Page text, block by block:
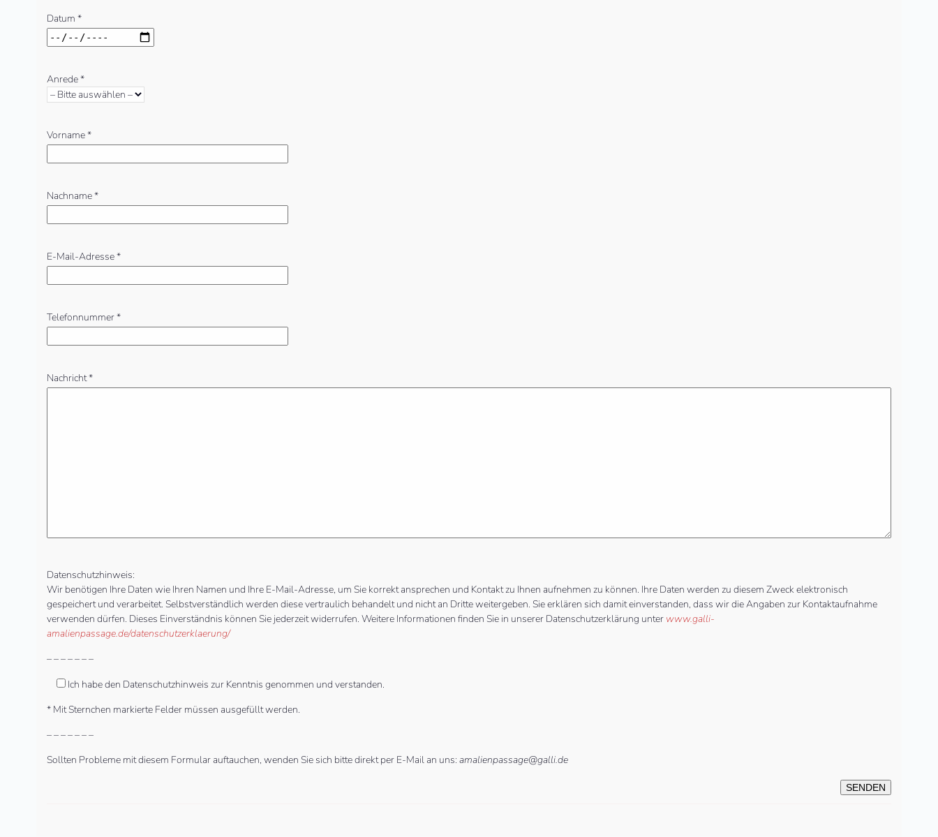
Datum *
Anrede *
Vorname *
Nachname *
E-Mail-Adresse *
Telefonnummer *
Nachricht *
Datenschutzhinweis:
Wir benötigen Ihre Daten wie Ihren Namen und Ihre E-Mail-Adresse, um Sie korrekt ansprechen und Kontakt zu Ihnen aufnehmen zu können. Ihre Daten werden zu diesem Zweck elektronisch
gespeichert und verarbeitet. Selbstverständlich werden diese vertraulich behandelt und nicht an Dritte weitergeben. Sie erklären sich damit einverstanden, dass wir die Angaben zur Kontaktaufnahme
verwenden dürfen. Dieses Einverständnis können Sie jederzeit widerrufen. Weitere Informationen finden Sie in unserer Datenschutzerklärung unter www.galli-
amalienpassage.de/datenschutzerklaerung/
– – – – – – –
Ich habe den Datenschutzhinweis zur Kenntnis genommen und verstanden.
* Mit Sternchen markierte Felder müssen ausgefüllt werden.
– – – – – – –
Sollten Probleme mit diesem Formular auftauchen, wenden Sie sich bitte direkt per E-Mail an uns:amalienpassage@galli.de